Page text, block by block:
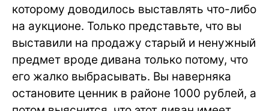
которому доводилось выставлять что-либо
на аукционе. Только представьте, что вы
выставили на продажу старый и ненужный
предмет вроде дивана только потому, что
его жалко выбрасывать. Вы наверняка
остановите ценник в районе 1000 рублей, а